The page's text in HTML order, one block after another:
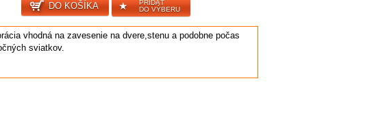
DO KOŠÍKA ★
PRIDAŤ
DO VÝBERU
vhodná na zavesenie na dvere,stenu a podobne počas
sviatkov.